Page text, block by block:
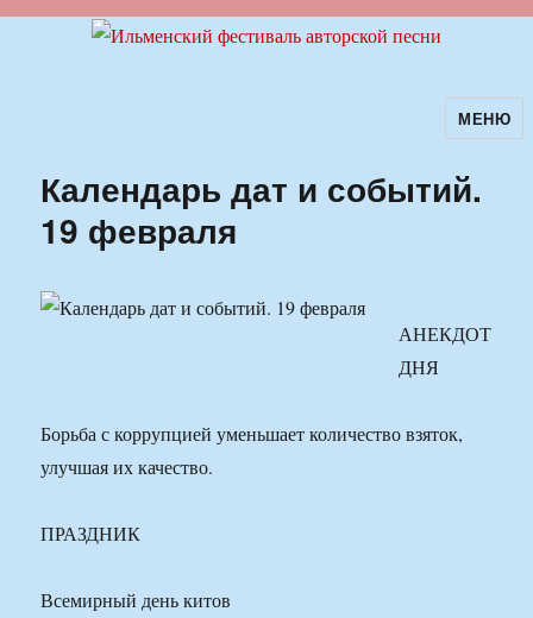
Ильменский фестиваль авторскойМЕНЮ
Календарь дат и событий.
19 февраля
АНЕКДОТ
ДНЯ
Борьба с коррупцией уменьшает количество взяток,
улучшая их качество.
ПРАЗДНИК
Всемирный день китов